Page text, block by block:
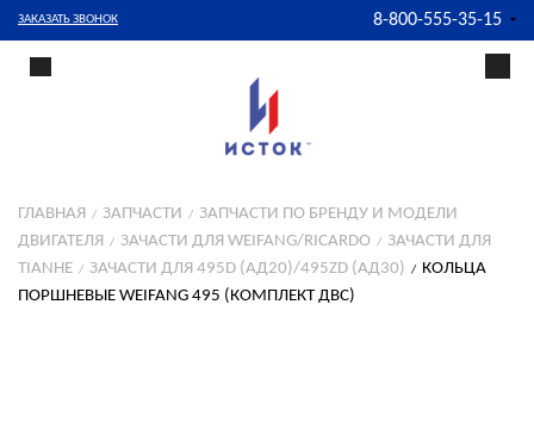
ЗАКАЗАТЬ ЗВОНОК 8-800-555-35-15
ГЛАВНАЯ ЗАПЧАСТИ
ЗАПЧАСТИ ПО БРЕНДУ И МОДЕЛИ
ДВИГАТЕЛЯ
ЗАЧАСТИ ДЛЯ WEIFANG/RICARDO
ЗАЧАСТИ ДЛЯ
TIANHE
ЗАЧАСТИ ДЛЯ 495D (АД20)/495ZD (АД30)
КОЛЬЦА
ПОРШНЕВЫЕ WEIFANG 495 (КОМПЛЕКТ ДВС)